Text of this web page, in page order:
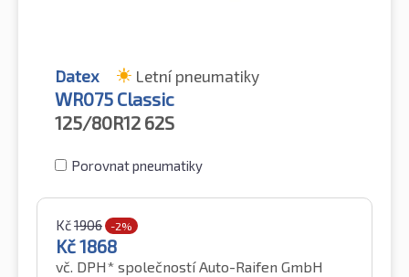
Datex Letní pneumatiky
WR075 Classic
125/80R12 62S
Porovnat pneumatiky
Kč1906 -2%
Kč1868
vč. DPH* společností Auto-Raifen GmbH